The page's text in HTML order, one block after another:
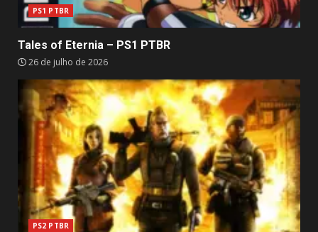
PS1 PTBR
Tales of Eternia – PS1 PTBR
26 de julho de 2026
PS2 PTBR